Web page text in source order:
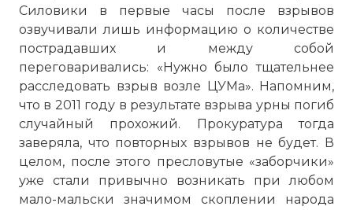
Силовики в первые часы после взрывов
озвучивали лишь информацию о количестве
пострадавших и между собой
переговаривались: «Нужно было тщательнее
расследовать взрыв возле ЦУМа». Напомним,
что в 2011 году в результате взрыва урны погиб
случайный прохожий. Прокуратура тогда
заверяла, что повторных взрывов не будет. В
целом, после этого пресловутые «заборчики»
уже стали привычно возникать при любом
мало-мальски значимом скоплении народа